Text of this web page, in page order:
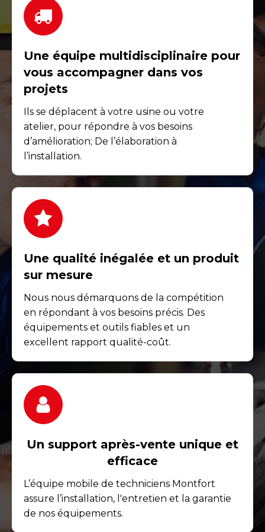
Une équipe multidisciplinaire pour
vous accompagner dans vos
projets
Ils se déplacent à votre usine ou votre
atelier, pour répondre à vos besoins
d’amélioration; De l’élaboration à
l’installation.
Une qualité inégalée et un produit
sur mesure
Nous nous démarquons de la compétition
en répondant à vos besoins précis. Des
équipements et outils fiables et un
excellent rapport qualité-coût.
Un support après-vente unique et
efficace
L’équipe mobile de techniciens Montfort
assure l’installation, l'entretien et la garantie
de nos équipements.